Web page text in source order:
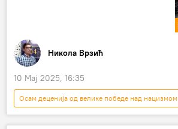
Никола Врзић
10 Мај 2025, 16:35
Осам деценија од велике победе над нацизмом
СВЕТ
Свет
Политика